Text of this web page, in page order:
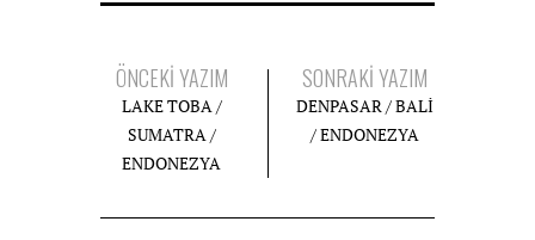
ÖNCEKI YAZIM
LAKE TOBA /
SUMATRA /
ENDONEZYA
SONRAKI YAZIM
DENPASAR / BALİ
/ ENDONEZYA